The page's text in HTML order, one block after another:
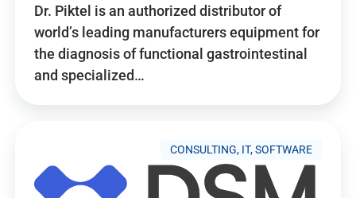
Dr. Piktel is an authorized distributor of
world’s leading manufacturers equipment for
the diagnosis of functional gastrointestinal
and specialized…
CONSULTING, IT, SOFTWARE